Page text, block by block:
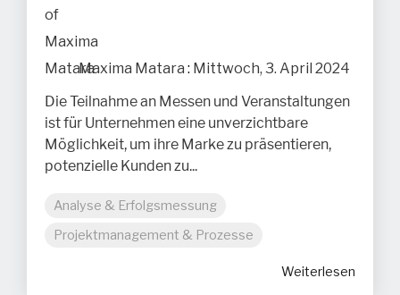
Maxima Matara : Mittwoch, 3. April 2024
Die Teilnahme an Messen und Veranstaltungen
ist für Unternehmen eine unverzichtbare
Möglichkeit, um ihre Marke zu präsentieren,
potenzielle Kunden zu...
Analyse & Erfolgsmessung
Projektmanagement & Prozesse
Weiterlesen